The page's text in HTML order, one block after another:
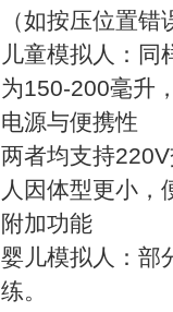
（如按压位置
儿童模拟人：
为150-200毫升
电源与便携性
两者均支持
人因体型更小，
附加功能
婴儿模拟人：部
练。